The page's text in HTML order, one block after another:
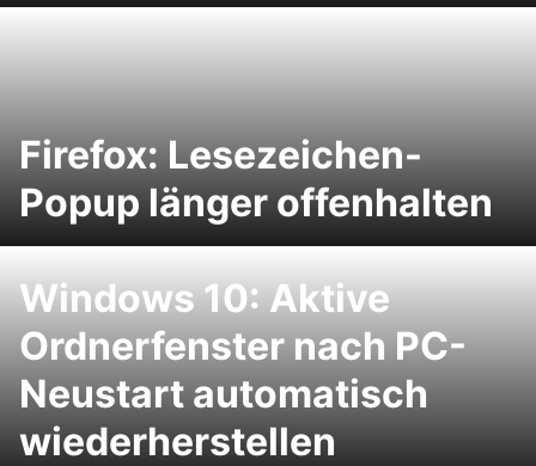
Firefox: Lesezeichen-
Popup länger offenhalten
Windows 10: Aktive
Ordnerfenster nach PC-
Neustart automatisch
wiederherstellen